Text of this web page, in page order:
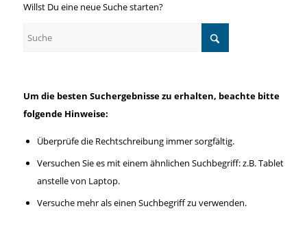
Willst Du eine neue Suche starten?
Um die besten Suchergebnisse zu erhalten, beachte bitte
folgende Hinweise:
Überprüfe die Rechtschreibung immer sorgfältig.
Versuchen Sie es mit einem ähnlichen Suchbegriff: z.B. Tablet
anstelle von Laptop.
Versuche mehr als einen Suchbegriff zu verwenden.